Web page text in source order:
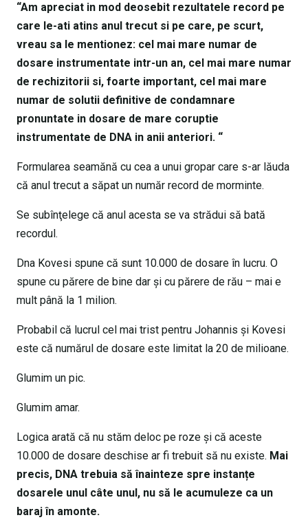
“Am apreciat in mod deosebit rezultatele record pe
care le-ati atins anul trecut si pe care, pe scurt,
vreau sa le mentionez: cel mai mare numar de
dosare instrumentate intr-un an, cel mai mare numar
de rechizitorii si, foarte important, cel mai mare
numar de solutii definitive de condamnare
pronuntate in dosare de mare coruptie
instrumentate de DNA in anii anteriori. “
Formularea seamănă cu cea a unui gropar care s-ar lăuda
că anul trecut a săpat un număr record de morminte.
Se subînţelege că anul acesta se va strădui să bată
recordul.
Dna Kovesi spune că sunt 10.000 de dosare în lucru. O
spune cu părere de bine dar şi cu părere de rău – mai e
mult până la 1 milion.
Probabil că lucrul cel mai trist pentru Johannis şi Kovesi
este că numărul de dosare este limitat la 20 de milioane.
Glumim un pic.
Glumim amar.
Logica arată că nu stăm deloc pe roze și că aceste
10.000 de dosare deschise ar fi trebuit să nu existe. Mai
precis, DNA trebuia să înainteze spre instanțe
dosarele unul câte unul, nu să le acumuleze ca un
baraj în amonte.